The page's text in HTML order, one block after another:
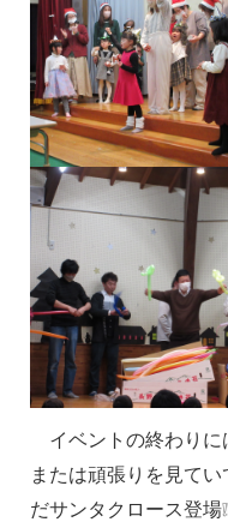
イベントの終わりに
または頑張りを見て
だサンタクロース登場